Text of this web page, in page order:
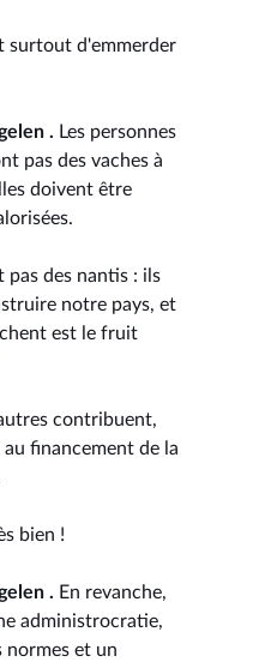
surtout d'emmerder
. Les personnes
pas des vaches à
doivent être
pas des nantis : ils
notre pays, et
est le fruit
contribuent,
financement de la
bien !
. En revanche,
administrocratie,
normes et un